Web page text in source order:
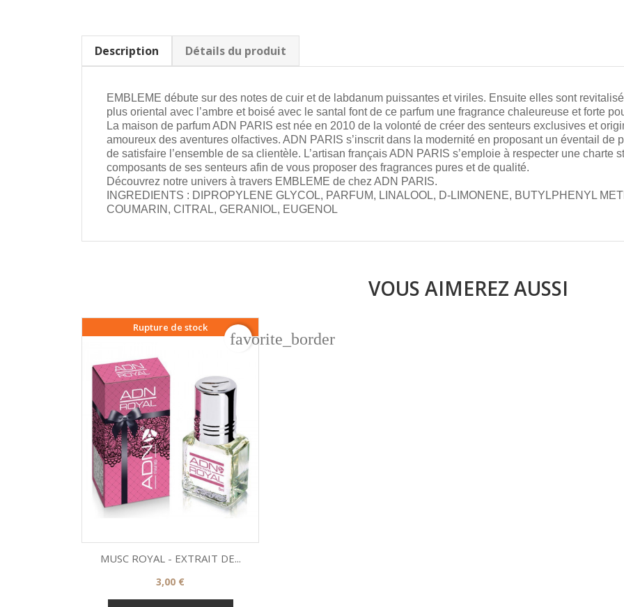
Description Détails du produit
EMBLEME débute sur des notes de cuir et de labdanum puissantes et viriles. Ensuite elles sont
plus oriental avec l’ambre et boisé avec le santal font de ce parfum une fragrance chaleureuse et forte
La maison de parfum ADN PARIS est née en 2010 de la volonté de créer des senteurs exclusives et
amoureux des aventures olfactives. ADN PARIS s’inscrit dans la modernité en proposant un éventail de
de satisfaire l’ensemble de sa clientèle. L’artisan français ADN PARIS s’emploie à respecter une charte
composants de ses senteurs afin de vous proposer des fragrances pures et de qualité.
Découvrez notre univers à travers EMBLEME de chez ADN PARIS.
INGREDIENTS : DIPROPYLENE GLYCOL, PARFUM, LINALOOL, D-LIMONENE, BUTYLPHENYL
COUMARIN, CITRAL, GERANIOL, EUGENOL
VOUS AIMEREZ AUSSI
Rupture de stock
 Aperçu rapide
MUSC ROYAL - EXTRAIT DE...
Prix
3,00 €
favorite_border